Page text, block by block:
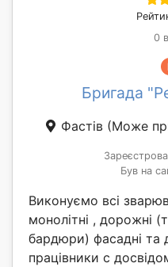
0
Бригада
Фастів (Може
Був на
Виконуємо всі
монолітні , дорожні
бардюри) фасадні та
працівники с